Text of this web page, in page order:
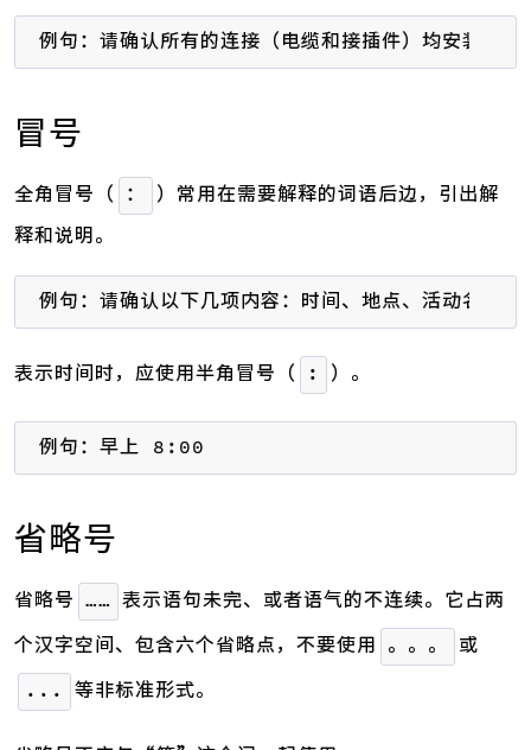
例句：请确认所有的连接（电缆和接插件）均安装牢固
冒号
全角冒号（ ：
）常用在需要解释的词语后边，引出解
释和说明。
例句：请确认以下几项内容：时间、地点、活动名称，
表示时间时，应使用半角冒号（ : ）。
例句：早上 8:00
省略号
省略号 …… 表示语句未完、或者语气的不连续。它占两
个汉字空间、包含六个省略点，不要使用 。。。 或
... 等非标准形式。